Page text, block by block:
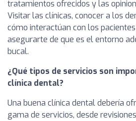
tratamientos ofrecidos y las
Visitar las clínicas, conocer a los
cómo interactúan con los
asegurarte de que es el entorno
bucal.
¿Qué tipos de servicios son
clínica dental?
Una buena clínica dental debería
gama de servicios, desde